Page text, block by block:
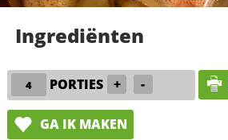
Ingrediënten
PORTIES + -
GA IK MAKEN